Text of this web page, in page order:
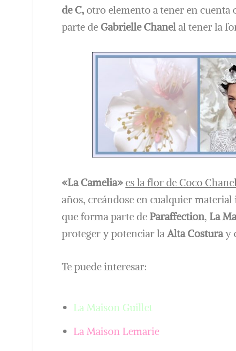
de C,otro elemento a tener en cuenta
parte de Gabrielle Chanelal tener la
«La Camelia»es la flor de Coco
años, creándose en cualquier
que forma parte deParaffection, La
proteger y potenciar laAlta Costuray
Te puede interesar:
La Maison Guillet
La Maison Lemarie